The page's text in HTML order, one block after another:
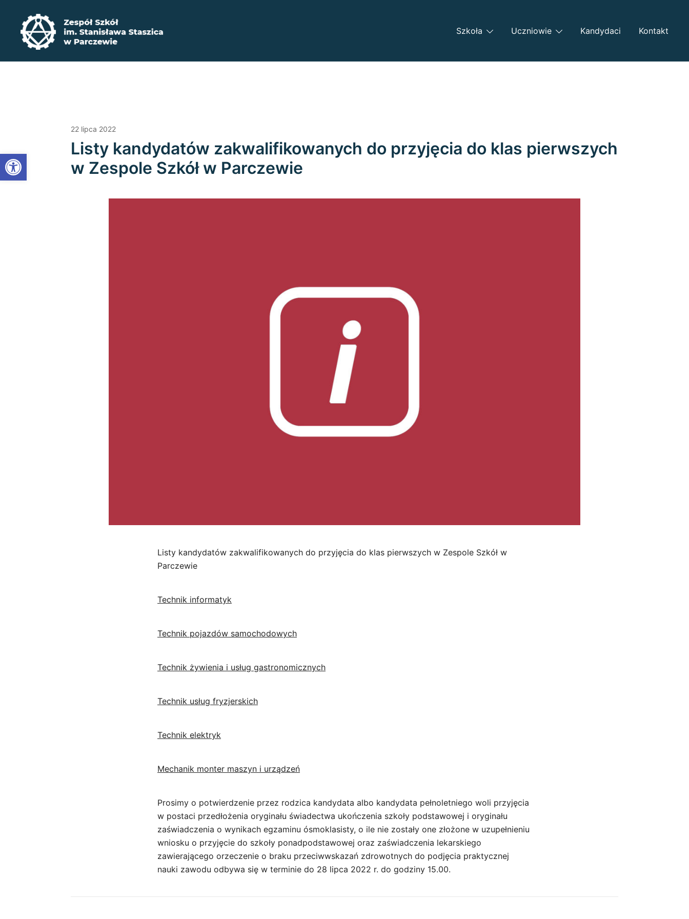
Open toolbar
treści
Zespół Szkół im. Stanisława Staszica w Parczewie
Szkoła Uczniowie Kandydaci Kontakt
22 lipca 2022
Listy kandydatów zakwalifikowanych do przyjęcia do klas pierwszych
w Zespole Szkół w Parczewie
Listy kandydatów zakwalifikowanych do przyjęcia do klas pierwszych w Zespole Szkół w
Parczewie
Technik informatyk
Technik pojazdów samochodowych
Technik żywienia i usług gastronomicznych
Technik usług fryzjerskich
Technik elektryk
Mechanik monter maszyn i urządzeń
Prosimy o potwierdzenie przez rodzica kandydata albo kandydata pełnoletniego woli przyjęcia
w postaci przedłożenia oryginału świadectwa ukończenia szkoły podstawowej i oryginału
zaświadczenia o wynikach egzaminu ósmoklasisty, o ile nie zostały one złożone w uzupełnieniu
wniosku o przyjęcie do szkoły ponadpodstawowej oraz zaświadczenia lekarskiego
zawierającego orzeczenie o braku przeciwwskazań zdrowotnych do podjęcia praktycznej
nauki zawodu odbywa się w terminie do 28 lipca 2022 r. do godziny 15.00.